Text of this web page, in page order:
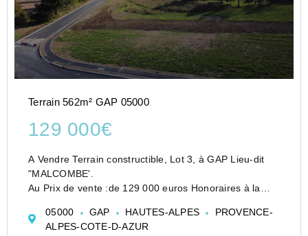
Terrain 562m² GAP 05000
129 000€
A Vendre Terrain constructible, Lot 3, à GAP Lieu-dit
"MALCOMBE'.
Au Prix de vente :de 129 000 euros Honoraires à la
Découvrez ce terrain constructible situé dans un
lotissement de 9 lots, au sein d'un secteur calme...
05000 GAP HAUTES-ALPES
PROVENCE-
ALPES-COTE-D-AZUR